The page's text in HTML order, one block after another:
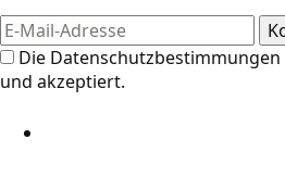
Die Datenschutzbestimmungen
und akzeptiert.